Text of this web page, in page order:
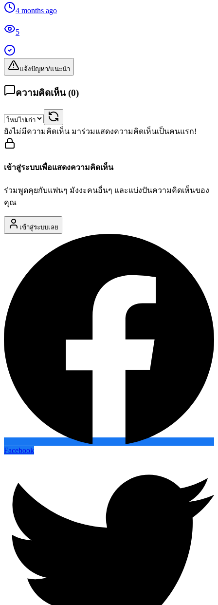
4 months ago
5
แจ้งปัญหา/แนะนำ
ความคิดเห็น (0)
ยังไม่มีความคิดเห็น มาร่วมแสดงความคิดเห็นเป็นคนแรก!
เข้าสู่ระบบเพื่อแสดงความคิดเห็น
ร่วมพูดคุยกับแฟนๆ มังงะคนอื่นๆ และแบ่งปันความคิดเห็นของ
คุณ
เข้าสู่ระบบเลย
Facebook